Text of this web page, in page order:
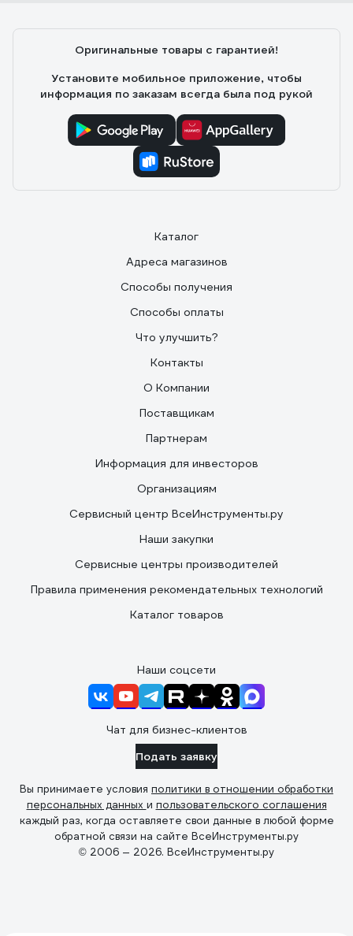
Оригинальные товары с гарантией!
Установите мобильное приложение, чтобы
информация по заказам всегда была под рукой
Каталог
Адреса магазинов
Способы получения
Способы оплаты
Что улучшить?
Контакты
О Компании
Поставщикам
Партнерам
Информация для инвесторов
Организациям
Сервисный центр ВсеИнструменты.ру
Наши закупки
Сервисные центры производителей
Правила применения рекомендательных технологий
Каталог товаров
Наши соцсети
Чат для бизнес-клиентов
Подать заявку
Вы принимаете условия политики в отношении обработки
персональных данных и пользовательского соглашения
каждый раз, когда оставляете свои данные в любой форме
обратной связи на сайте ВсеИнструменты.ру
© 2006 — 2026. ВсеИнструменты.ру